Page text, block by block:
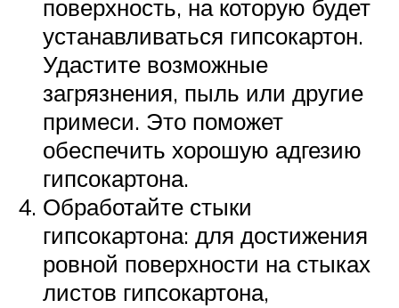
поверхность, на которую будет
устанавливаться гипсокартон.
Удастите возможные
загрязнения, пыль или другие
примеси. Это поможет
обеспечить хорошую адгезию
гипсокартона.
Обработайте стыки
гипсокартона: для достижения
ровной поверхности на стыках
листов гипсокартона,